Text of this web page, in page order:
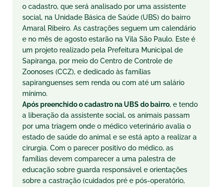
o cadastro, que será analisado por uma assistente
social, na Unidade Básica de Saúde (UBS) do bairro
Amaral Ribeiro. As castrações seguem um calendário
e no mês de agosto estarão na Vila São Paulo. Este é
um projeto realizado pela Prefeitura Municipal de
Sapiranga, por meio do Centro de Controle de
Zoonoses (CCZ), e dedicado às famílias
sapiranguenses sem renda ou com até um salário
mínimo.
Após preenchido o cadastro na UBS do bairro, e tendo
a liberação da assistente social, os animais passam
por uma triagem onde o médico veterinário avalia o
estado de saúde do animal e se está apto a realizar a
cirurgia. Com o parecer positivo do médico, as
famílias devem comparecer a uma palestra de
educação sobre guarda responsável e orientações
sobre a castração (cuidados pré e pós-operatório,